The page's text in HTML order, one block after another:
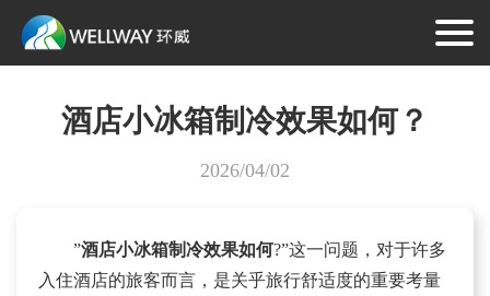
酒店小冰箱制冷效果如何？
2026/04/02
”酒店小冰箱制冷效果如何?”这一问题，对于许多
入住酒店的旅客而言，是关乎旅行舒适度的重要考量